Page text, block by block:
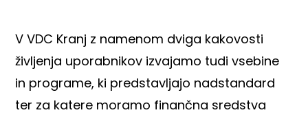
V VDC Kranj z namenom dviga kakovosti
življenja uporabnikov izvajamo tudi vsebine
in programe, ki predstavljajo nadstandard
ter za katere moramo finančna sredstva